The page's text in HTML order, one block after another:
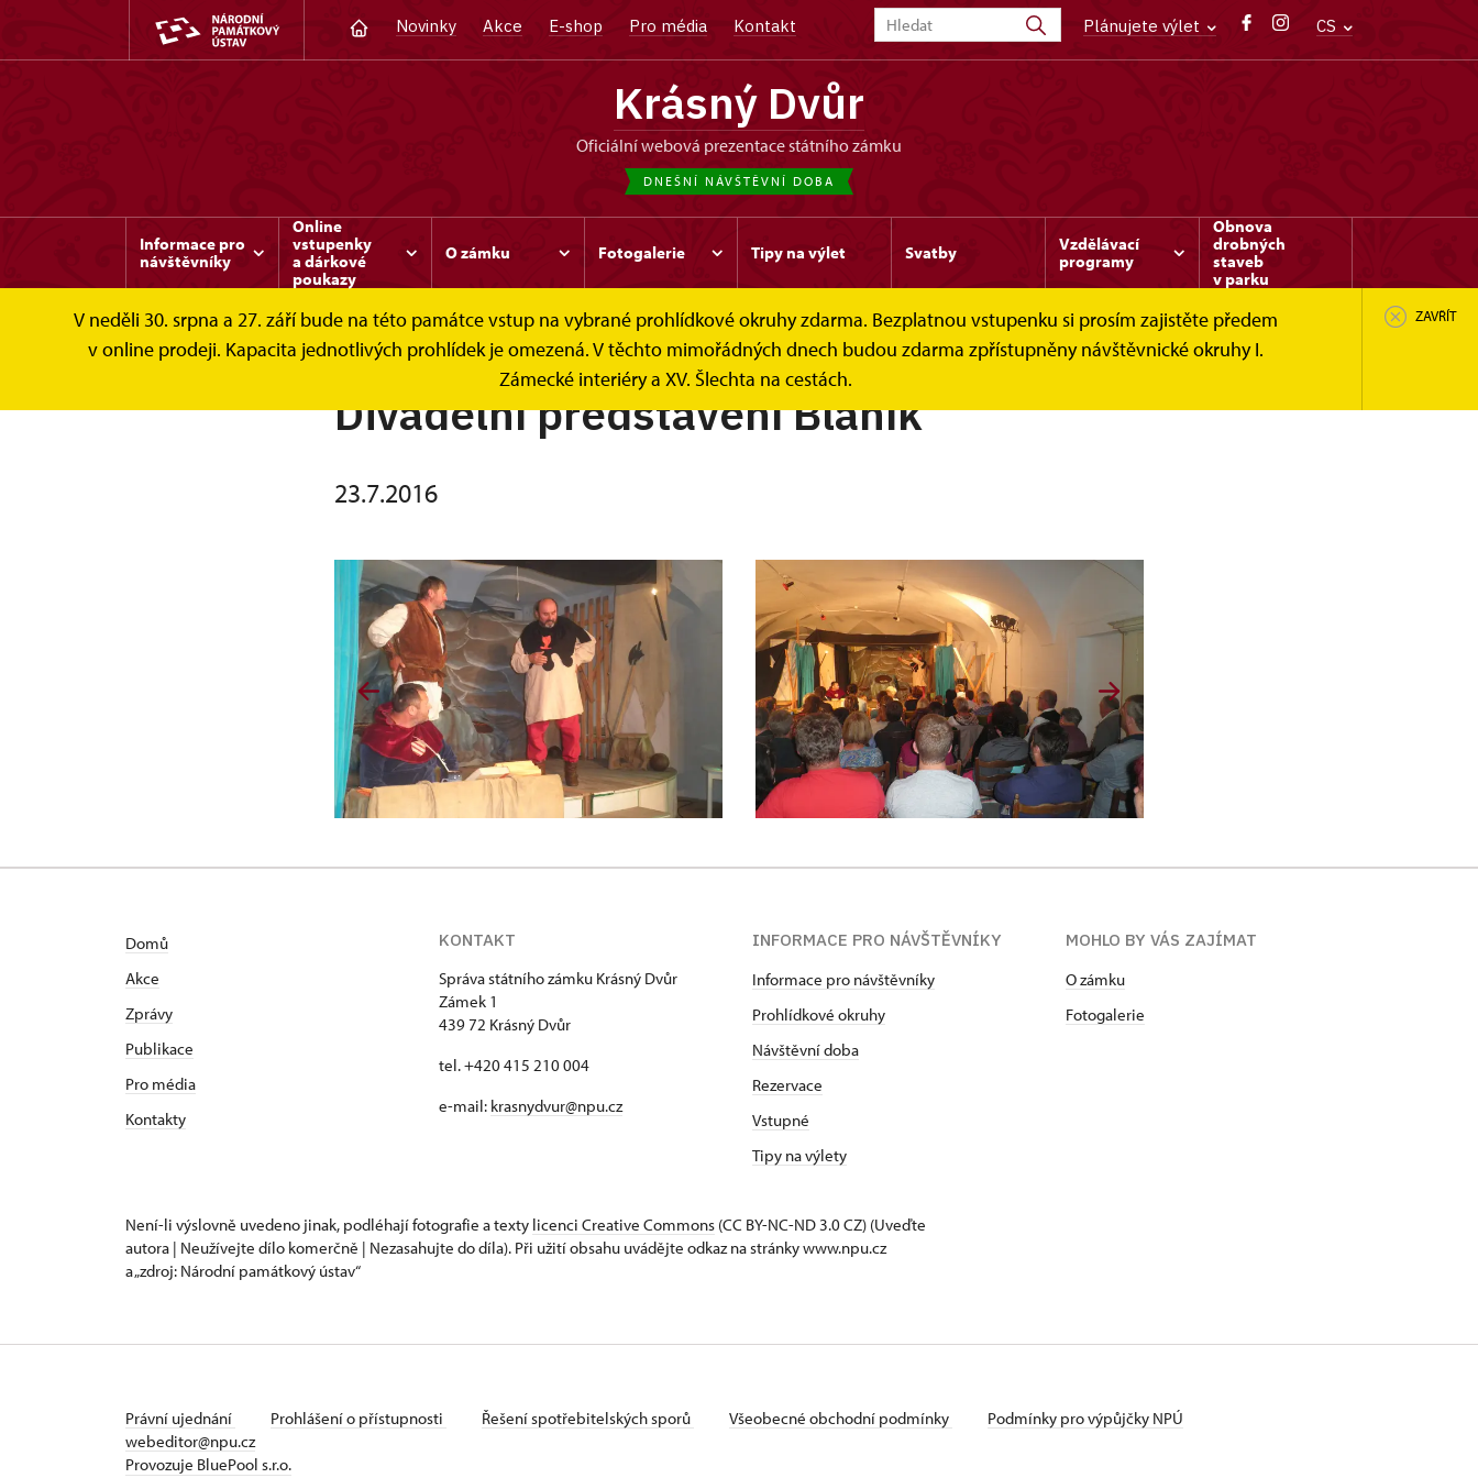
Novinky Akce E-shop Pro média Kontakt Plánujete výlet CS
Krásný Dvůr
oficiální webová prezentace státního zámku
DNEŠNÍ NÁVŠTĚVNÍ DOBA
Informace pro
návštěvníky
Online
vstupenky
a dárkové
poukazy
O zámku Fotogalerie Tipy na výlet Svatby
Vzdělávací
programy
Obnova
drobných
staveb
v parku
V neděli 30. srpna a 27. září bude na této památce vstup na vybrané prohlídkové okruhy zdarma. Bezplatnou vstupenku si prosím zajistěte předem
v online prodeji. Kapacita jednotlivých prohlídek je omezená. V těchto mimořádných dnech budou zdarma zpřístupněny návštěvnické okruhy I.
Zámecké interiéry a XV. Šlechta na cestách.
ZAVŘÍT
Divadelní představení Blaník
23.7.2016
Domů
Akce
Zprávy
Publikace
Pro média
Kontakty
KONTAKT
Správa státního zámku Krásný Dvůr
Zámek 1
439 72 Krásný Dvůr
tel. +420 415 210 004
e-mail: krasnydvur@npu.cz
INFORMACE PRO NÁVŠTĚVNÍKY
Informace pro návštěvníky
Prohlídkové okruhy
Návštěvní doba
Rezervace
Vstupné
Tipy na výlety
MOHLO BY VÁS ZAJÍMAT
O zámku
Fotogalerie
Není-li výslovně uvedeno jinak, podléhají fotografie a texty licenci Creative Commons (CC BY-NC-ND 3.0 CZ) (Uveďte
autora | Neužívejte dílo komerčně | Nezasahujte do díla). Při užití obsahu uvádějte odkaz na stránky www.npu.cz
a „zdroj: Národní památkový ústav“
Právní ujednání Prohlášení o přístupnosti Řešení spotřebitelských sporů Všeobecné obchodní podmínky
Podmínky pro výpůjčky NPÚ
webeditor@npu.cz
Provozuje BluePool s.r.o.